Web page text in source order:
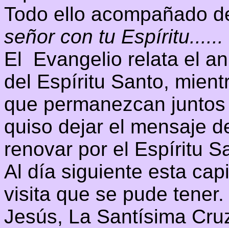
Todo ello acompañado
señor con tu Espíritu......
El Evangelio relata el
del Espíritu Santo,
que permanezcan
quiso dejar el mensaje
renovar por el Espíritu
Al día siguiente esta
visita que se pude
Jesús, La Santísima